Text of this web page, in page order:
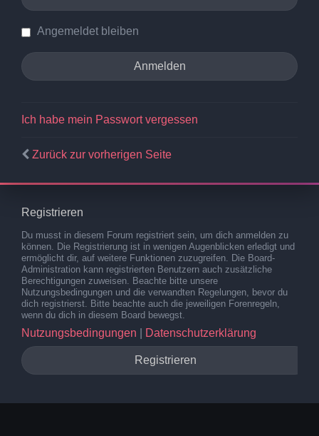
Angemeldet bleiben
Ich habe mein Passwort vergessen
Zurück zur vorherigen Seite
Registrieren
Du musst in diesem Forum registriert sein, um dich anmelden zu
können. Die Registrierung ist in wenigen Augenblicken erledigt und
ermöglicht dir, auf weitere Funktionen zuzugreifen. Die Board-
Administration kann registrierten Benutzern auch zusätzliche
Berechtigungen zuweisen. Beachte bitte unsere
Nutzungsbedingungen und die verwandten Regelungen, bevor du
dich registrierst. Bitte beachte auch die jeweiligen Forenregeln,
wenn du dich in diesem Board bewegst.
Nutzungsbedingungen Datenschutzerklärung
Registrieren